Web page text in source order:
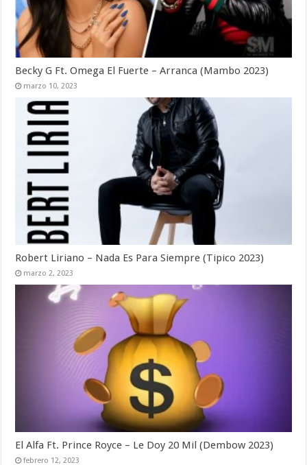
Becky G Ft. Omega El Fuerte – Arranca (Mambo 2023)
marzo 10, 2023
Robert Liriano – Nada Es Para Siempre (Tipico 2023)
marzo 2, 2023
El Alfa Ft. Prince Royce – Le Doy 20 Mil (Dembow 2023)
febrero 12, 2023